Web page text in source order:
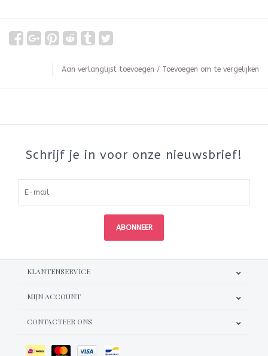
Aan verlanglijst toevoegen / Toevoegen om te vergelijken
Schrijf je in voor onze nieuwsbrief!
ABONNEER
KLANTENSERVICE
MIJN ACCOUNT
CONTACTEER ONS